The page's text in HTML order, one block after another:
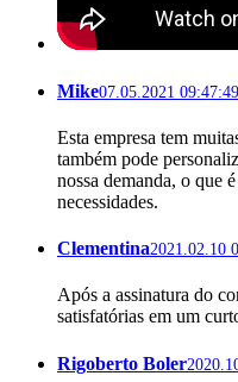
Mike07.05.2021 09:47:49
Esta empresa tem
também pode
nossa demanda, o que
necessidades.
Clementina2021.02.10
Após a assinatura do
satisfatórias em um
Rigoberto Boler